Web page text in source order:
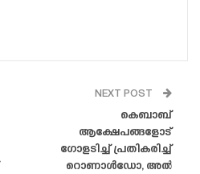
NEXT POST
കെബാബ്
ആക്ഷേപങ്ങളോട്
ഗോളടിച്ച് പ്രതികരിച്ച്
റൊണാൾഡോ, അൽ